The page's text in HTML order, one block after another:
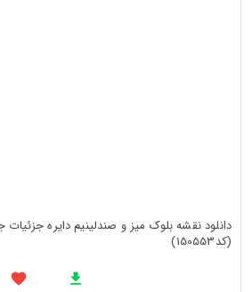
دانلود نقشه بلوک میز و صندلینیم دایره
(کد150553)